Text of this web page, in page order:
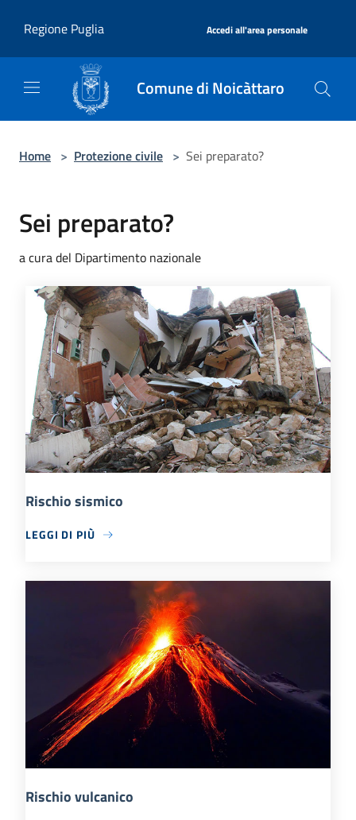
Regione Puglia
Accedi all'area personale
Comune di Noicàttaro
Home > Protezione civile > Sei preparato?
Sei preparato?
a cura del Dipartimento nazionale
Rischio sismico
LEGGI DI PIÙ
Rischio vulcanico